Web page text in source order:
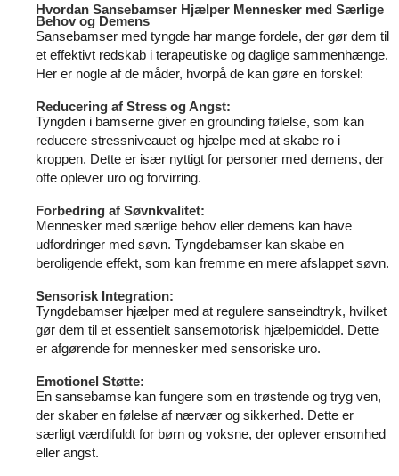
Hvordan Sansebamser Hjælper Mennesker med Særlige
Behov og Demens
Sansebamser med tyngde har mange fordele, der gør dem til
et effektivt redskab i terapeutiske og daglige sammenhænge.
Her er nogle af de måder, hvorpå de kan gøre en forskel:
Reducering af Stress og Angst:
Tyngden i bamserne giver en grounding følelse, som kan
reducere stressniveauet og hjælpe med at skabe ro i
kroppen. Dette er især nyttigt for personer med demens, der
ofte oplever uro og forvirring.
Forbedring af Søvnkvalitet:
Mennesker med særlige behov eller demens kan have
udfordringer med søvn. Tyngdebamser kan skabe en
beroligende effekt, som kan fremme en mere afslappet søvn.
Sensorisk Integration:
Tyngdebamser hjælper med at regulere sanseindtryk, hvilket
gør dem til et essentielt sansemotorisk hjælpemiddel. Dette
er afgørende for mennesker med sensoriske uro.
Emotionel Støtte:
En sansebamse kan fungere som en trøstende og tryg ven,
der skaber en følelse af nærvær og sikkerhed. Dette er
særligt værdifuldt for børn og voksne, der oplever ensomhed
eller angst.